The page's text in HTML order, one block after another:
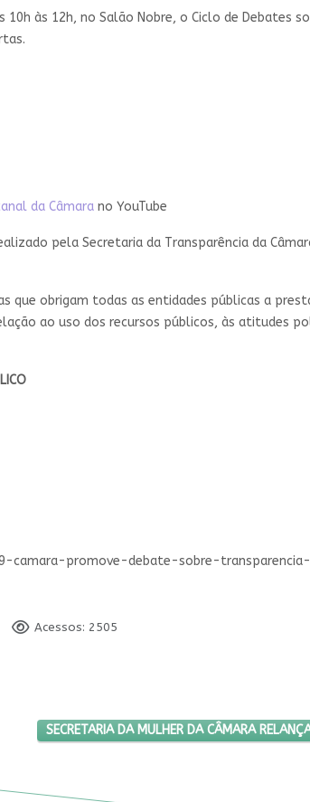
às 12h, no Salão Nobre, o Ciclo de Debates
da Câmara no YouTube
pela Secretaria da Transparência da
que obrigam todas as entidades públicas a
ao uso dos recursos públicos, às atitudes
camara-promove-debate-sobre-
Acessos: 2505
2024 PRÓXIMO ARTIGO: SECRETARIA DA MULHER
SECRETARIA DA MULHER DA CÂMARA